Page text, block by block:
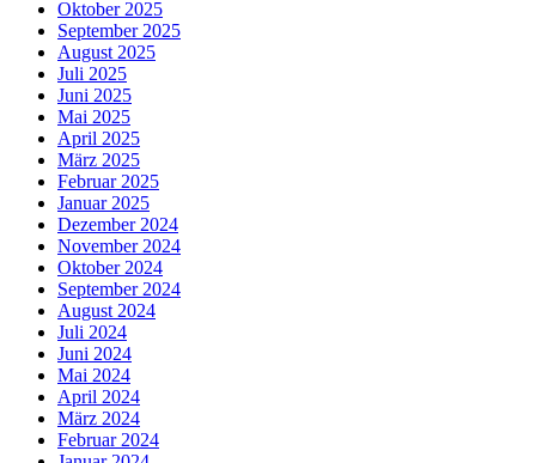
Oktober 2025
September 2025
August 2025
Juli 2025
Juni 2025
Mai 2025
April 2025
März 2025
Februar 2025
Januar 2025
Dezember 2024
November 2024
Oktober 2024
September 2024
August 2024
Juli 2024
Juni 2024
Mai 2024
April 2024
März 2024
Februar 2024